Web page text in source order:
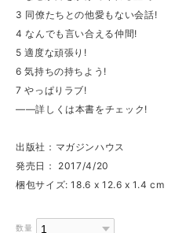
3 同僚たちとの他愛もない会話!
4 なんでも言い合える仲間!
5 適度な頑張り!
6 気持ちの持ちよう!
7 やっぱりラブ!
――詳しくは本書をチェック!
出版社：マガジンハウス
発売日： 2017/4/20
梱包サイズ: 18.6 x 12.6 x 1.4 cm
数量